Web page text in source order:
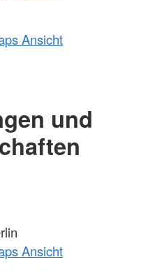
Ansicht
und
Ansicht